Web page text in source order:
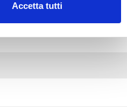
Accetta tutti